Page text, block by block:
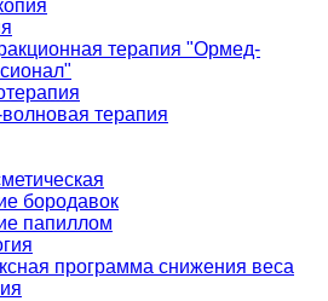
терапия "Ормед-
терапия
бородавок
папиллом
программа снижения веса